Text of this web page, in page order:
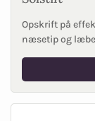
Opskrift på
næsetip og